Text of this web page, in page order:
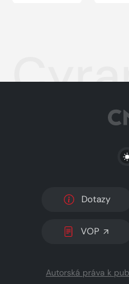
Dotazy
VOP
Autorská práva k